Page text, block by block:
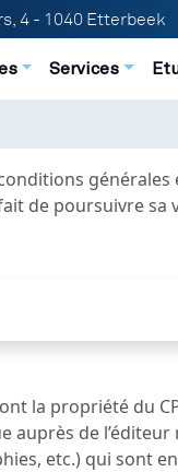
4 - 1040 Etterbeek
Services
de poursuivre sa
la propriété du
de
etc.) qui sont